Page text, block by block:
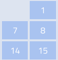
1
7 8
14 15